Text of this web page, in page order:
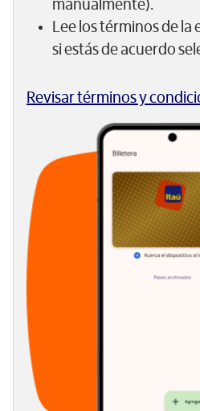
manualmente).
Lee los términos de
si estás de acuerdo
Revisar términos y